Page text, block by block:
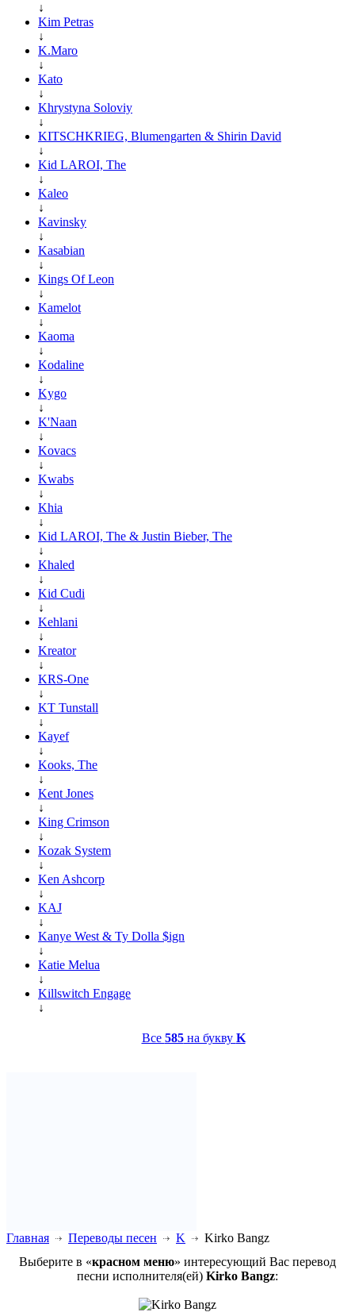
↓
Kim Petras
↓
K.Maro
↓
Kato
↓
Khrystyna Soloviy
↓
KITSCHKRIEG, Blumengarten & Shirin David
↓
Kid LAROI, The
↓
Kaleo
↓
Kavinsky
↓
Kasabian
↓
Kings Of Leon
↓
Kamelot
↓
Kaoma
↓
Kodaline
↓
Kygo
↓
K'Naan
↓
Kovacs
↓
Kwabs
↓
Khia
↓
Kid LAROI, The & Justin Bieber, The
↓
Khaled
↓
Kid Cudi
↓
Kehlani
↓
Kreator
↓
KRS-One
↓
KT Tunstall
↓
Kayef
↓
Kooks, The
↓
Kent Jones
↓
King Crimson
↓
Kozak System
↓
Ken Ashcorp
↓
KAJ
↓
Kanye West & Ty Dolla $ign
↓
Katie Melua
↓
Killswitch Engage
↓
Все 585на букву K
Главная Переводы песен K
Kirko Bangz
Выберите в «красном меню» интересующий Вас перевод
песни исполнителя(ей) Kirko Bangz: